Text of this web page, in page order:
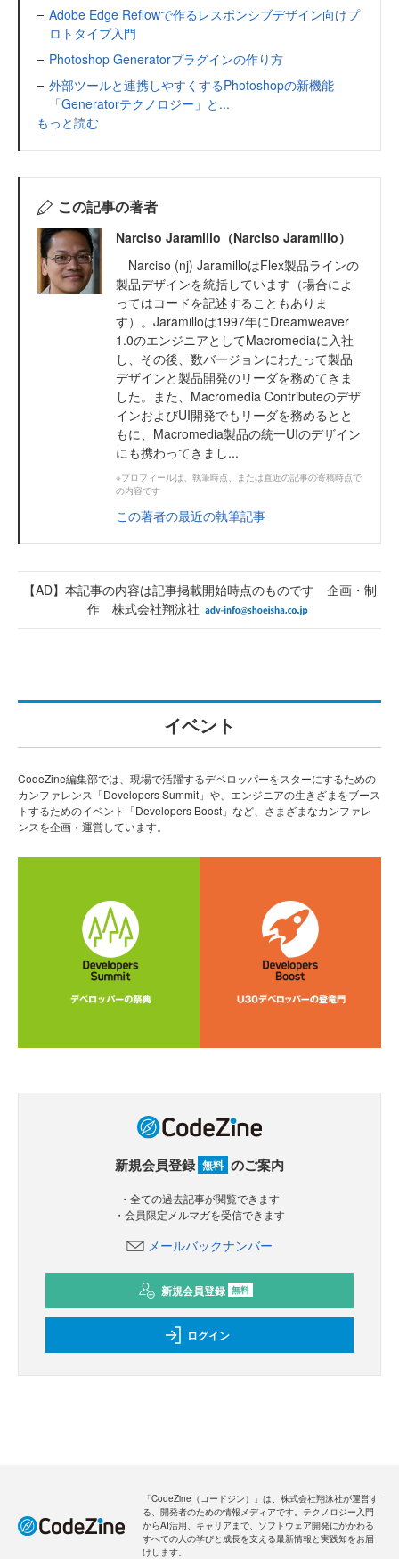
Adobe Edge Reflowで作るレスポンシブデザイン向けプ
ロトタイプ入門
Photoshop Generatorプラグインの作り方
外部ツールと連携しやすくするPhotoshopの新機能
「Generatorテクノロジー」と...
もっと読む
この記事の著者
Narciso Jaramillo（Narciso Jaramillo）
Narciso (nj) JaramilloはFlex製品ラインの
製品デザインを統括しています（場合によ
ってはコードを記述することもありま
す）。Jaramilloは1997年にDreamweaver
1.0のエンジニアとしてMacromediaに入社
し、その後、数バージョンにわたって製品
デザインと製品開発のリーダを務めてきま
した。また、Macromedia Contributeのデザ
インおよびUI開発でもリーダを務めるとと
もに、Macromedia製品の統一UIのデザイン
にも携わってきまし...
※プロフィールは、執筆時点、または直近の記事の寄稿時点で
の内容です
この著者の最近の執筆記事
【AD】本記事の内容は記事掲載開始時点のものです 企画・制
作 株式会社翔泳社
イベント
CodeZine編集部では、現場で活躍するデベロッパーをスターにするための
カンファレンス「Developers Summit」や、エンジニアの生きざまをブース
トするためのイベント「Developers Boost」など、さまざまなカンファレ
ンスを企画・運営しています。
新規会員登録 無料 のご案内
・全ての過去記事が閲覧できます
・会員限定メルマガを受信できます
メールバックナンバー
新規会員登録 無料
ログイン
「CodeZine（コードジン）」は、株式会社翔泳社が運営す
る、開発者のための情報メディアです。テクノロジー入門
からAI活用、キャリアまで、ソフトウェア開発にかかわる
すべての人の学びと成長を支える最新情報と実践知をお届
けします。